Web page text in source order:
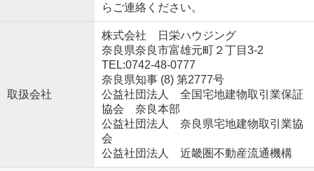
らご連絡ください。
取扱会社
株式会社 日栄ハウジング
奈良県奈良市富雄元町２丁目3-2
TEL:0742-48-0777
奈良県知事 (8) 第2777号
公益社団法人 全国宅地建物取引業保証
協会 奈良本部
公益社団法人 奈良県宅地建物取引業協
会
公益社団法人 近畿圏不動産流通機構